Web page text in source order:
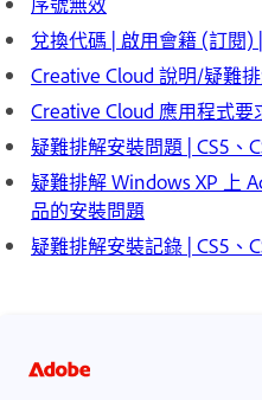
兌換代碼 | 啟用會籍 (訂閱)
Creative Cloud 說明/疑難
Creative Cloud 應用程式要
疑難排解安裝問題 | CS5、
疑難排解 Windows XP 上
品的安裝問題
疑難排解安裝記錄 | CS5、